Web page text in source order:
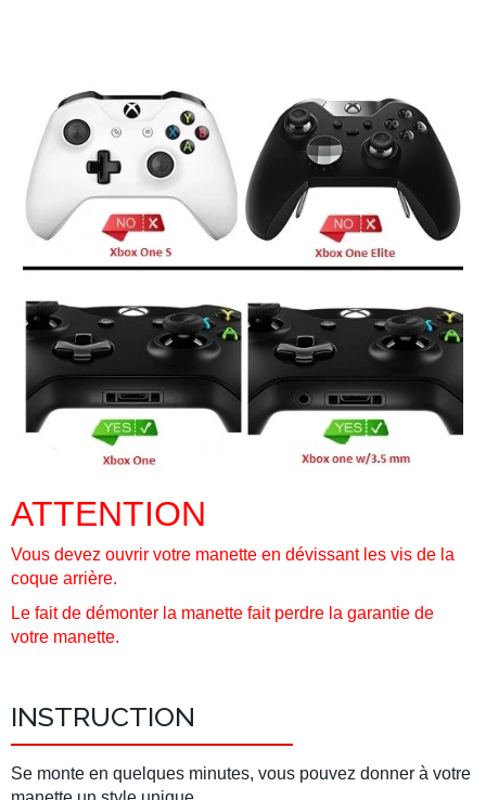
ATTENTION
Vous devez ouvrir votre manette en dévissant les vis de la
coque arrière.
Le fait de démonter la manette fait perdre la garantie de
votre manette.
INSTRUCTION
Se monte en quelques minutes, vous pouvez donner à votre